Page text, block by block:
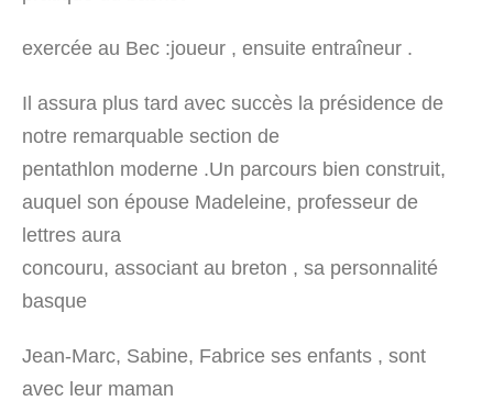
exercée au Bec :joueur , ensuite entraîneur .
Il assura plus tard avec succès la présidence de
notre remarquable section de
pentathlon moderne .Un parcours bien construit,
auquel son épouse Madeleine, professeur de
lettres aura
concouru, associant au breton , sa personnalité
basque
Jean-Marc, Sabine, Fabrice ses enfants , sont
avec leur maman